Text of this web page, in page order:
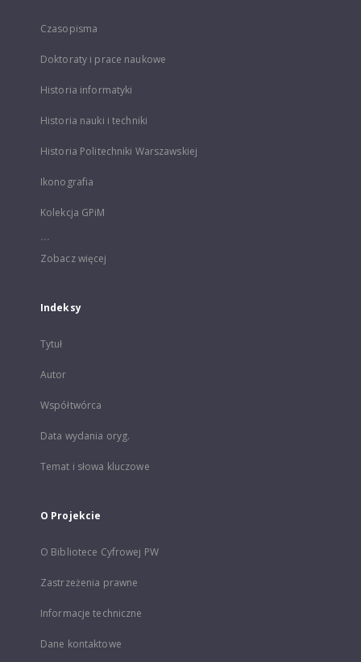
Czasopisma
Doktoraty i prace naukowe
Historia informatyki
Historia nauki i techniki
Historia Politechniki Warszawskiej
Ikonografia
Kolekcja GPiM
...
Zobacz więcej
Indeksy
Tytuł
Autor
Współtwórca
Data wydania oryg.
Temat i słowa kluczowe
O Projekcie
O Bibliotece Cyfrowej PW
Zastrzeżenia prawne
Informacje techniczne
Dane kontaktowe